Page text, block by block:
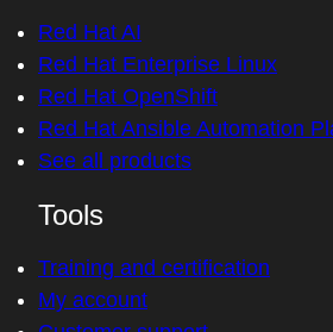
Red Hat AI
Red Hat Enterprise Linux
Red Hat OpenShift
Red Hat Ansible Automation
See all products
Tools
Training and certification
My account